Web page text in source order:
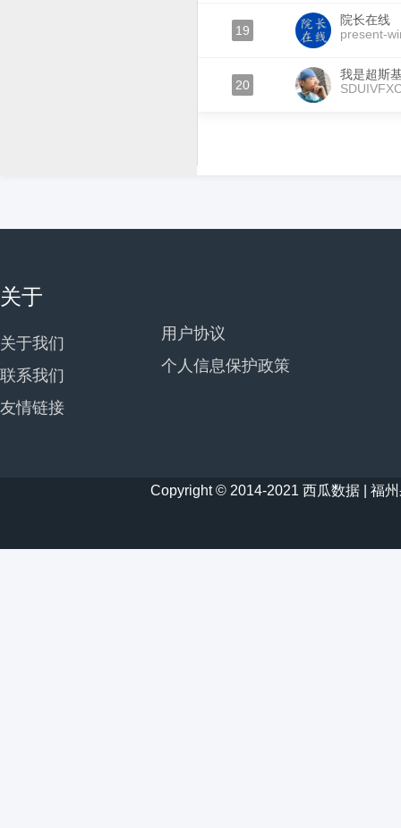
19
院长在线
present-
20
我是超斯
关于
关于我们
联系我们
友情链接
用户协议
个人信息保护政策
Copyright © 2014-2021 西瓜数据 | 福